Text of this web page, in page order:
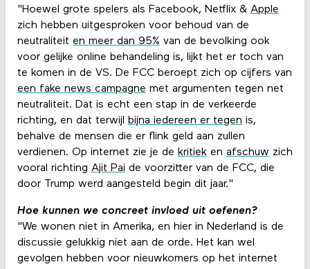
"Hoewel grote spelers als Facebook, Netflix & Apple
zich hebben uitgesproken voor behoud van de
neutraliteit en meer dan 95% van de bevolking ook
voor gelijke online behandeling is, lijkt het er toch van
te komen in de VS. De FCC beroept zich op cijfers van
een fake news campagne met argumenten tegen net
neutraliteit. Dat is echt een stap in de verkeerde
richting, en dat terwijl
bijna iedereen er tegen is,
behalve de mensen die er flink geld aan zullen
verdienen. Op internet zie je de kritieken afschuw zich
vooral richting Ajit Pai de voorzitter van de FCC, die
door Trump werd aangesteld begin dit jaar."
Hoe kunnen we concreet invloed uit oefenen?
"We wonen niet in Amerika, en hier in Nederland is de
discussie gelukkig niet aan de orde. Het kan wel
gevolgen hebben voor nieuwkomers op het internet